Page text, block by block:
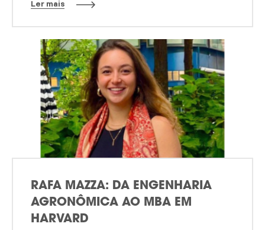
Ler mais
RAFA MAZZA: DA ENGENHARIA
AGRONÔMICA AO MBA EM
HARVARD